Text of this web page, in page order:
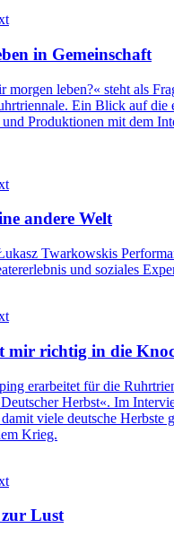
in Gemeinschaft
morgen leben?« steht als
Ein Blick auf die
Produktionen mit dem
andere Welt
Twarkowskis
und soziales
mir richtig in die
erarbeitet für die
Herbst«. Im
damit viele deutsche Herbste
Krieg.
zur Lust